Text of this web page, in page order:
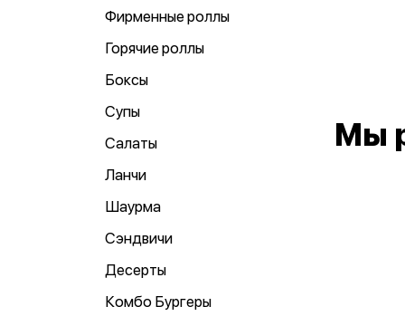
Фирменные роллы
Горячие роллы
Боксы
Супы
Салаты
Ланчи
Шаурма
Сэндвичи
Десерты
Комбо Бургеры
Мы